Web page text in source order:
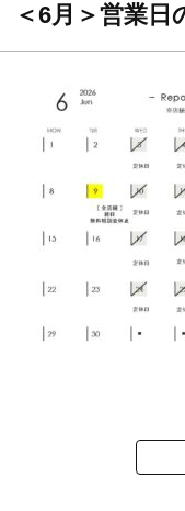
＜6月＞営業日